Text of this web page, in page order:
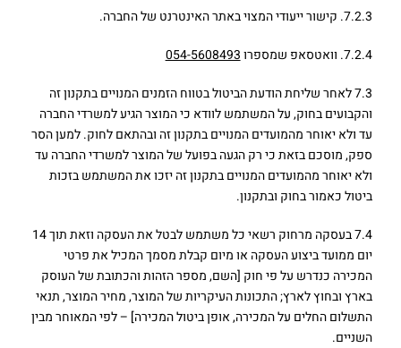
7.2.3. קישור ייעודי המצוי באתר האינטרנט של החברה.
7.2.4. וואטסאפ שמספרו 054-5608493
7.3 לאחר שליחת הודעת הביטול בטווח הזמנים המנויים בתקנון זה
והקבועים בחוק, על המשתמש לוודא כי המוצר הגיע למשרדי החברה
עד ולא יאוחר מהמועדים המנויים בתקנון זה ובהתאם לחוק. למען הסר
ספק, מוסכם בזאת כי רק הגעה בפועל של המוצר למשרדי החברה עד
ולא יאוחר מהמועדים המנויים בתקנון זה יזכו את המשתמש בזכות
ביטול כאמור בחוק ובתקנון.
7.4 בעסקה מרחוק רשאי כל משתמש לבטל את העסקה וזאת תוך 14
יום ממועד ביצוע העסקה או מיום קבלת מסמך המכיל את פרטי
המכירה כנדרש על פי חוק [השם, מספר הזהות והכתובת של העוסק
בארץ ובחוץ לארץ; התכונות העיקריות של המוצר, מחיר המוצר, תנאי
התשלום החלים על המכירה, אופן ביטול המכירה] – לפי המאוחר מבין
השניים.